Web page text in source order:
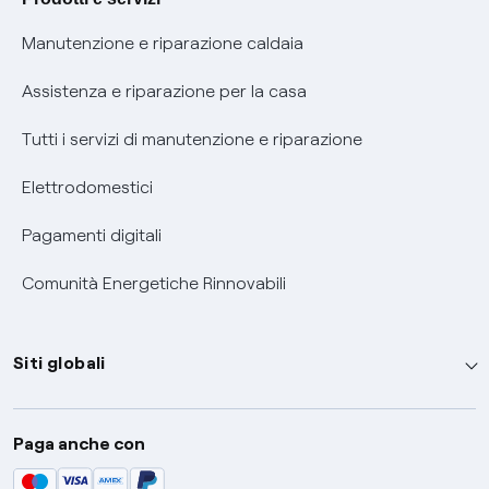
Informativa RAEE
Manutenzione e riparazione caldaia
Assistenza e riparazione per la casa
Tutti i servizi di manutenzione e riparazione
Elettrodomestici
Pagamenti digitali
Comunità Energetiche Rinnovabili
Siti globali
Enel Group
Enel Green Power
Paga anche con